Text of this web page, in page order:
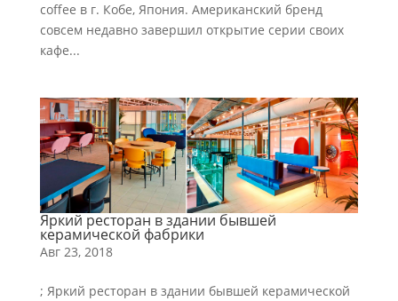
coffee в г. Кобе, Япония. Американский бренд
совсем недавно завершил открытие серии своих
кафе...
Яркий ресторан в здании бывшей
керамической фабрики
Авг 23, 2018
; Яркий ресторан в здании бывшей керамической